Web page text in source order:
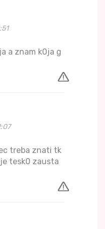
a znam k0ja g
treba znati tk
tesk0 zausta